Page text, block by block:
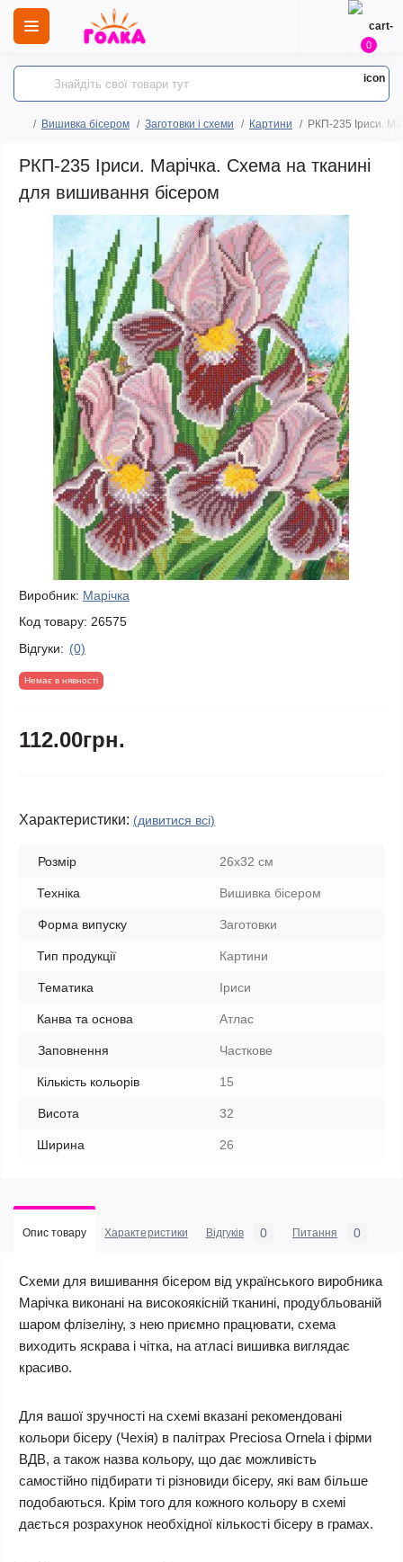
0
Вишивка бісером Заготовки і схеми Картини РКП-235 Іриси.
РКП-235 Іриси. Марічка. Схема на тканині
для вишивання бісером
Виробник: Марічка
Код товару: 26575
Відгуки: (0)
Немає в нявності
112.00грн.
Характеристики: (дивитися всі)
Розмір 26х32 см
Техніка Вишивка бісером
Форма випуску Заготовки
Тип продукції Картини
Тематика Іриси
Канва та основа Атлас
Заповнення Часткове
Кількість кольорів 15
Висота 32
Ширина 26
Опис товару Характеристики Відгуків 0 Питання 0
Схеми для вишивання бісером від українського виробника
Марічка виконані на високоякісній тканині, продубльованій
шаром флізеліну, з нею приємно працювати, схема
виходить яскрава і чітка, на атласі вишивка виглядає
красиво.
Для вашої зручності на схемі вказані рекомендовані
кольори бісеру (Чехія) в палітрах Preciosa Ornela і фірми
ВДВ, а також назва кольору, що дає можливість
самостійно підбирати ті різновиди бісеру, які вам більше
подобаються. Крім того для кожного кольору в схемі
дається розрахунок необхідної кількості бісеру в грамах.